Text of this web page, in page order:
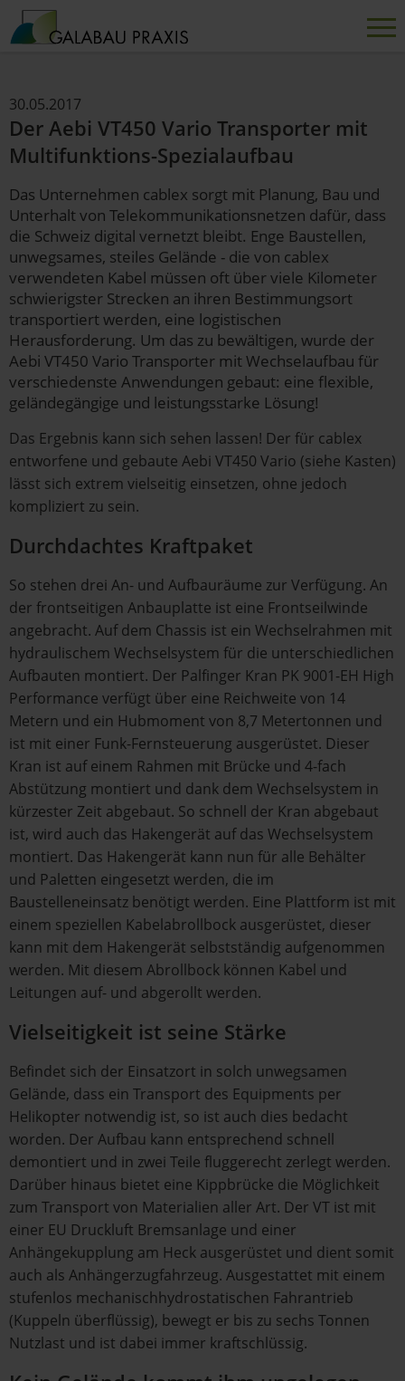
30.05.2017
Der Aebi VT450 Vario Transporter mit
Multifunktions-Spezialaufbau
Das Unternehmen cablex sorgt mit Planung, Bau und
Unterhalt von Telekommunikationsnetzen dafür, dass
die Schweiz digital vernetzt bleibt. Enge Baustellen,
unwegsames, steiles Gelände - die von cablex
verwendeten Kabel müssen oft über viele Kilometer
schwierigster Strecken an ihren Bestimmungsort
transportiert werden, eine logistischen
Herausforderung. Um das zu bewältigen, wurde der
Aebi VT450 Vario Transporter mit Wechselaufbau für
verschiedenste Anwendungen gebaut: eine flexible,
geländegängige und leistungsstarke Lösung!
Das Ergebnis kann sich sehen lassen! Der für cablex
entworfene und gebaute Aebi VT450 Vario (siehe Kasten)
lässt sich extrem vielseitig einsetzen, ohne jedoch
kompliziert zu sein.
Durchdachtes Kraftpaket
So stehen drei An- und Aufbauräume zur Verfügung. An
der frontseitigen Anbauplatte ist eine Frontseilwinde
angebracht. Auf dem Chassis ist ein Wechselrahmen mit
hydraulischem Wechselsystem für die unterschiedlichen
Aufbauten montiert. Der Palfinger Kran PK 9001-EH High
Performance verfügt über eine Reichweite von 14
Metern und ein Hubmoment von 8,7 Metertonnen und
ist mit einer Funk-Fernsteuerung ausgerüstet. Dieser
Kran ist auf einem Rahmen mit Brücke und 4-fach
Abstützung montiert und dank dem Wechselsystem in
kürzester Zeit abgebaut. So schnell der Kran abgebaut
ist, wird auch das Hakengerät auf das Wechselsystem
montiert. Das Hakengerät kann nun für alle Behälter
und Paletten eingesetzt werden, die im
Baustelleneinsatz benötigt werden. Eine Plattform ist mit
einem speziellen Kabelabrollbock ausgerüstet, dieser
kann mit dem Hakengerät selbstständig aufgenommen
werden. Mit diesem Abrollbock können Kabel und
Leitungen auf- und abgerollt werden.
Vielseitigkeit ist seine Stärke
Befindet sich der Einsatzort in solch unwegsamen
Gelände, dass ein Transport des Equipments per
Helikopter notwendig ist, so ist auch dies bedacht
worden. Der Aufbau kann entsprechend schnell
demontiert und in zwei Teile fluggerecht zerlegt werden.
Darüber hinaus bietet eine Kippbrücke die Möglichkeit
zum Transport von Materialien aller Art. Der VT ist mit
einer EU Druckluft Bremsanlage und einer
Anhängekupplung am Heck ausgerüstet und dient somit
auch als Anhängerzugfahrzeug. Ausgestattet mit einem
stufenlos mechanischhydrostatischen Fahrantrieb
(Kuppeln überflüssig), bewegt er bis zu sechs Tonnen
Nutzlast und ist dabei immer kraftschlüssig.